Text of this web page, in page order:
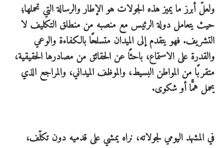
ولعلّ أبرز ما يميز هذه الجولات هو الإطار والرسالة التي تحملها؛
حيث يتعامل دولة الرئيس مع منصبه من منطلق التكليف لا
التشريف. فهو يتقدم إلى الميدان متسلحًا بالكفاءة والوعي
والقدرة على الاستماع، باحثًا عن الحقائق من مصادرها الحقيقية،
متقربًا من المواطن البسيط، والموظف الميداني، والمراجع الذي
يحمل همًّا أو شكوى.
في المشهد اليومي لجولاته، نراه يمشي على قدميه دون تكلّف،